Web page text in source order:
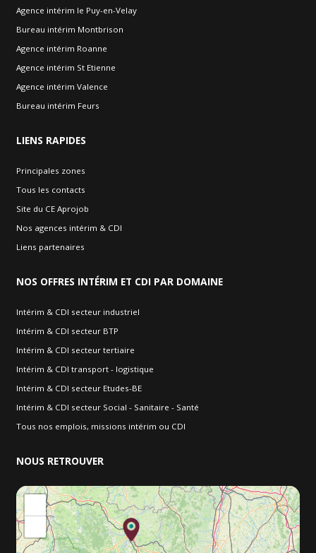
Agence intérim le Puy-en-Velay
Bureau intérim Montbrison
Agence intérim Roanne
Agence intérim St Etienne
Agence intérim Valence
Bureau intérim Feurs
LIENS RAPIDES
Principales zones
Tous les contacts
Site du CE Aprojob
Nos agences intérim & CDI
Liens partenaires
NOS OFFRES INTÉRIM ET CDI PAR DOMAINE
Intérim & CDI secteur industriel
Intérim & CDI secteur BTP
Intérim & CDI secteur tertiaire
Intérim & CDI transport - logistique
Intérim & CDI secteur Etudes-BE
Intérim & CDI secteur Social - Sanitaire - Santé
Tous nos emplois, missions intérim ou CDI
NOUS RETROUVER